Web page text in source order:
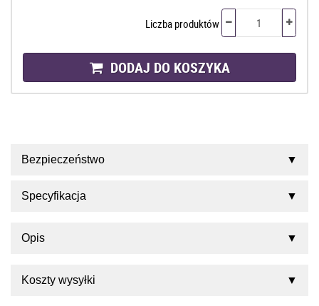
Liczba produktów
DODAJ DO KOSZYKA
Bezpieczeństwo
Specyfikacja
Opis
Koszty wysyłki